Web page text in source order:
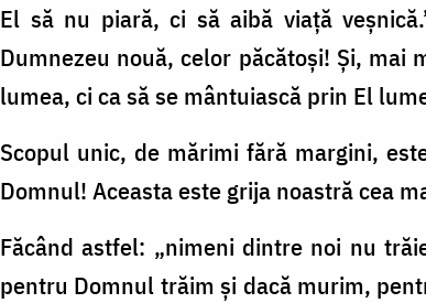
El să nu piară, ci să aibă viață
Dumnezeu nouă, celor păcătoși! Și, mai
lumea, ci ca să se mântuiască prin El
Scopul unic, de mărimi fără margini,
Domnul! Aceasta este grija noastră cea
Făcând astfel: „nimeni dintre noi nu
pentru Domnul trăim și dacă murim,